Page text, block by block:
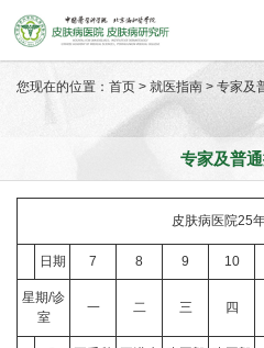
您现在的位置： 首页 > 就医指南 > 专家及
专家及普
皮肤病医院25
日期 7 8 9 10
星期/诊
室
一 二 三 四